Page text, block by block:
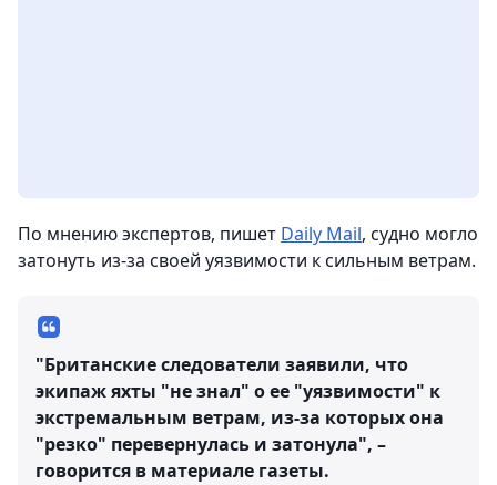
По мнению экспертов, пишет Daily Mail, судно могло
затонуть из-за своей уязвимости к сильным ветрам.
"Британские следователи заявили, что
экипаж яхты "не знал" о ее "уязвимости" к
экстремальным ветрам, из-за которых она
"резко" перевернулась и затонула", –
говорится в материале газеты.